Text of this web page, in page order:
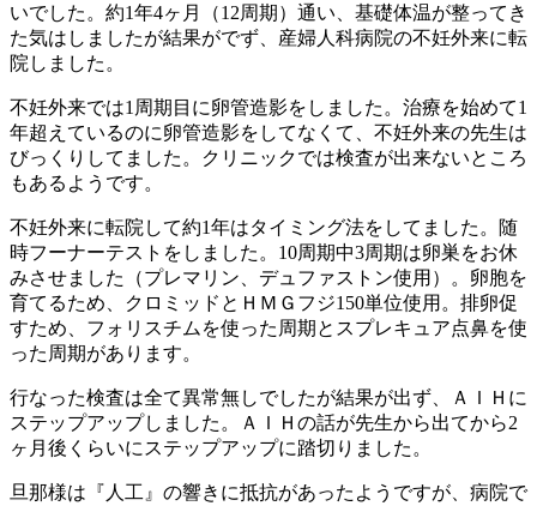
いでした。約1年4ヶ月（12周期）通い、基礎体温が整ってき
た気はしましたが結果がでず、産婦人科病院の不妊外来に転
院しました。
不妊外来では1周期目に卵管造影をしました。治療を始めて1
年超えているのに卵管造影をしてなくて、不妊外来の先生は
びっくりしてました。クリニックでは検査が出来ないところ
もあるようです。
不妊外来に転院して約1年はタイミング法をしてました。随
時フーナーテストをしました。10周期中3周期は卵巣をお休
みさせました（プレマリン、デュファストン使用）。卵胞を
育てるため、クロミッドとＨＭＧフジ150単位使用。排卵促
すため、フォリスチムを使った周期とスプレキュア点鼻を使
った周期があります。
行なった検査は全て異常無しでしたが結果が出ず、ＡＩＨに
ステップアップしました。ＡＩＨの話が先生から出てから2
ヶ月後くらいにステップアップに踏切りました。
旦那様は『人工』の響きに抵抗があったようですが、病院で